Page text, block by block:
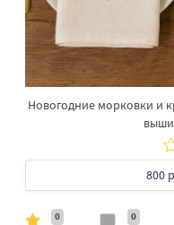
Новогодние морковки и
800
0 0